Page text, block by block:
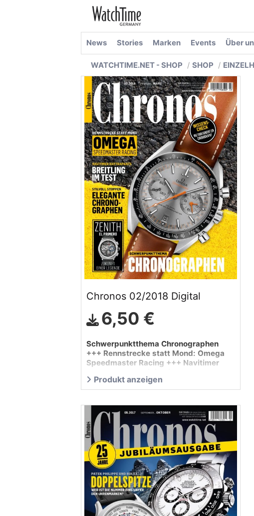
News Stories Marken Events Über
WATCHTIME.NET - SHOP SHOP
Chronos 02/2018 Digital
6,50 €
Schwerpunktthema Chronographen
+++ Rennstrecke statt Mond: Omega
Speedmaster Racing +++ Navitimer
Zenith: El …
Produkt anzeigen